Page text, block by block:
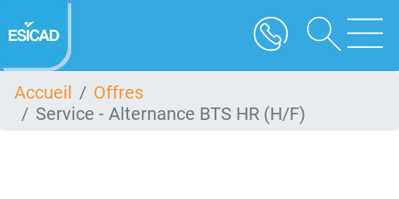
au
contenu
Accueil
Offres
Service - Alternance BTS HR (H/F)